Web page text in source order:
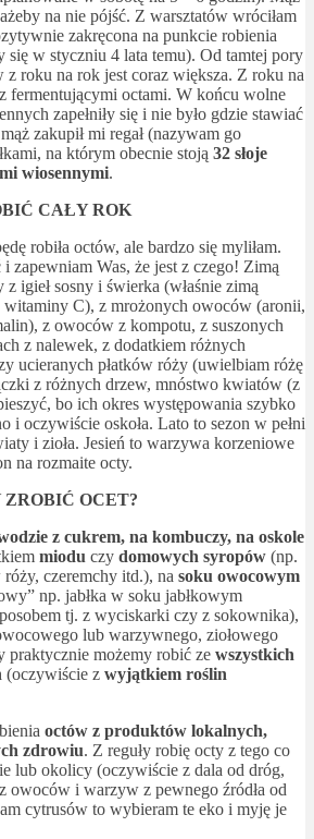
na nie pójść. Z warsztatów wróciłam
zakręcona na punkcie robienia
się w styczniu 4 lata temu). Od tamtej pory
z roku na rok jest coraz większa. Z roku na
fermentującymi octami. W końcu wolne
zapełniły się i nie było gdzie stawiać
zakupił mi regał (nazywam go
na którym obecnie stoją 32 słoje
wiosennymi.
CAŁY ROK
robiła octów, ale bardzo się myliłam.
zapewniam Was, że jest z czego! Zimą
z igieł sosny i świerka (właśnie zimą
witaminy C), z mrożonych owoców (aronii,
z owoców z kompotu, z suszonych
z nalewek, z dodatkiem różnych
ucieranych płatków róży (uwielbiam różę
z różnych drzew, mnóstwo kwiatów (z
bo ich okres występowania szybko
i oczywiście oskoła. Lato to sezon w pełni
i zioła. Jesień to warzywa korzeniowe
na rozmaite octy.
OCET?
z cukrem, na kombuczy, na oskole
miodu czy domowych syropów (np.
czeremchy itd.), na soku owocowym
np. jabłka w soku jabłkowym
tj. z wyciskarki czy z sokownika),
lub warzywnego, ziołowego
praktycznie możemy robić ze wszystkich
(oczywiście z wyjątkiem roślin
octów z produktów lokalnych,
zdrowiu. Z reguły robię octy z tego co
lub okolicy (oczywiście z dala od dróg,
owoców i warzyw z pewnego źródła od
cytrusów to wybieram te eko i myję je